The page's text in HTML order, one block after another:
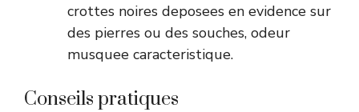
crottes noires deposees en evidence sur
des pierres ou des souches, odeur
musquee caracteristique.
Conseils pratiques